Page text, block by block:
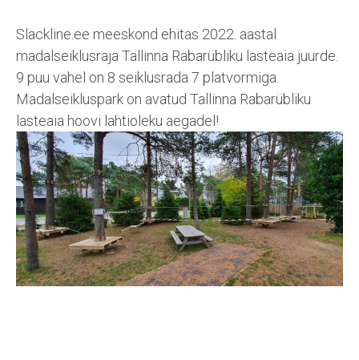
Slackline.ee meeskond ehitas 2022. aastal
madalseiklusraja Tallinna Rabarübliku lasteaia juurde.
9 puu vahel on 8 seiklusrada 7 platvormiga.
Madalseikluspark on avatud Tallinna Rabarübliku
lasteaia hoovi lahtioleku aegadel!